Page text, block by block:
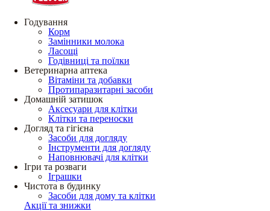
Годування
Корм
Замінники молока
Ласощі
Годівниці та поїлки
Ветеринарна аптека
Вітаміни та добавки
Протипаразитарні засоби
Домашній затишок
Аксесуари для клітки
Клітки та переноски
Догляд та гігієна
Засоби для догляду
Інструменти для догляду
Наповнювачі для клітки
Ігри та розваги
Іграшки
Чистота в будинку
Засоби для дому та клітки
Акції та знижки